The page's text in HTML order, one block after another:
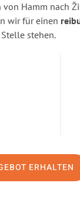
Hamm nach
wir für einen
stehen.
ERHALTEN